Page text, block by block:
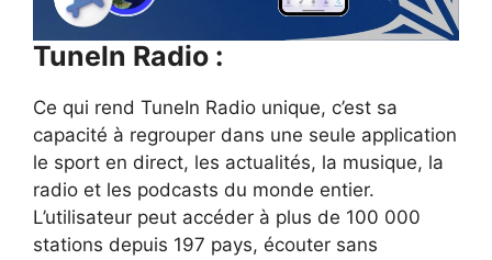
Tuneln Radio :
Ce qui rend TuneIn Radio unique, c’est sa
capacité à regrouper dans une seule application
le sport en direct, les actualités, la musique, la
radio et les podcasts du monde entier.
L’utilisateur peut accéder à plus de 100 000
stations depuis 197 pays, écouter sans